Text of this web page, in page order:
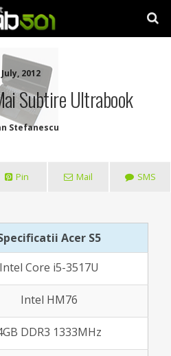
July, 2012
Subtire Ultrabook
Stefanescu
Pin Mail SMS
Acer S5
Intel Core i5-3517U
Intel HM76
DDR3 1333MHz